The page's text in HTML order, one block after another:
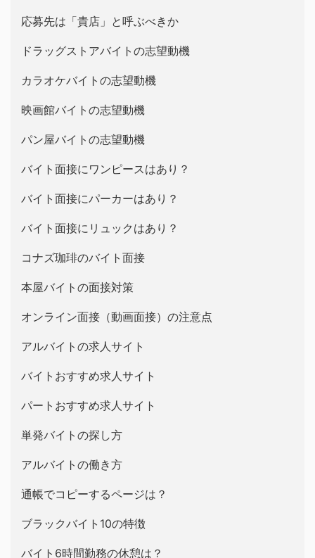
応募先は「貴店」と呼ぶべきか
ドラッグストアバイトの志望動機
カラオケバイトの志望動機
映画館バイトの志望動機
パン屋バイトの志望動機
バイト面接にワンピースはあり？
バイト面接にパーカーはあり？
バイト面接にリュックはあり？
コナズ珈琲のバイト面接
本屋バイトの面接対策
オンライン面接（動画面接）の注意点
アルバイトの求人サイト
バイトおすすめ求人サイト
パートおすすめ求人サイト
単発バイトの探し方
アルバイトの働き方
通帳でコピーするページは？
ブラックバイト10の特徴
バイト6時間勤務の休憩は？